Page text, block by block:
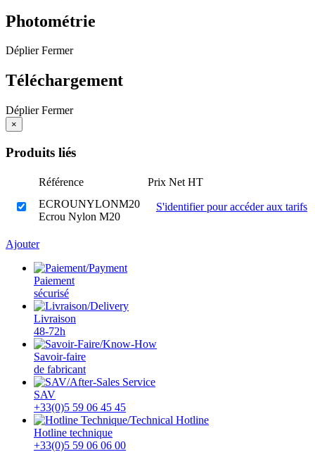
Photométrie
Déplier Fermer
Téléchargement
Déplier Fermer
×
Produits liés
Référence
Prix Net HT
ECROUNYLONM20
Ecrou Nylon M20
S'identifier pour accéder aux tarifs
Ajouter
Paiement
sécurisé
Livraison
48-72h
Savoir-faire
de fabricant
SAV
+33(0)5 59 06 45 45
Hotline technique
+33(0)5 59 06 06 00